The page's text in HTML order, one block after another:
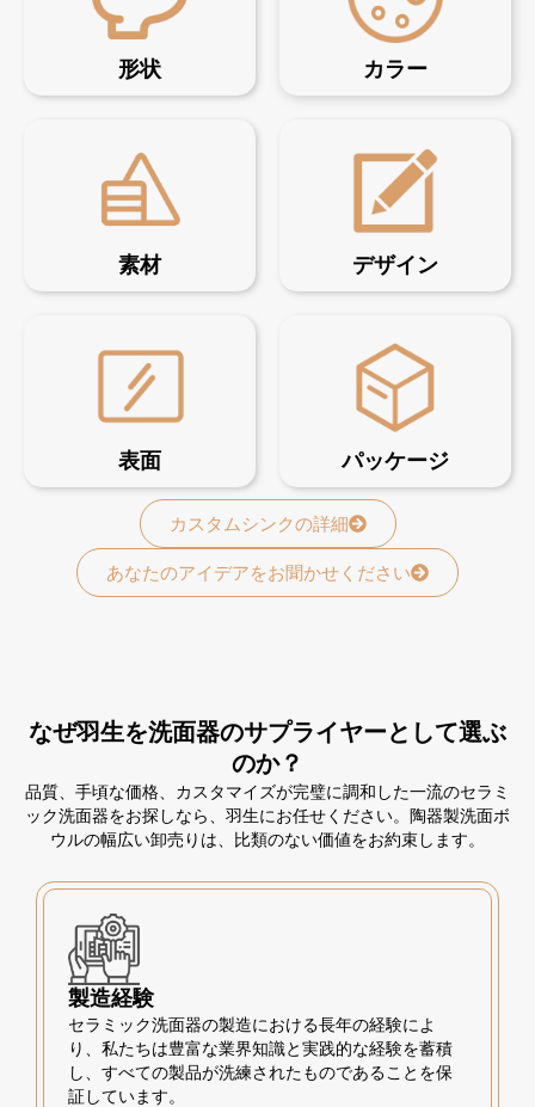
形状 カラー
素材 デザイン
表面 パッケージ
カスタムシンクの詳細
あなたのアイデアをお聞かせください
なぜ羽生を洗面器のサプライヤーとして選ぶ
のか？
品質、手頃な価格、カスタマイズが完璧に調和した一流のセラミ
ック洗面器をお探しなら、羽生にお任せください。陶器製洗面ボ
ウルの幅広い卸売りは、比類のない価値をお約束します。
製造経験
セラミック洗面器の製造における長年の経験によ
り、私たちは豊富な業界知識と実践的な経験を蓄積
し、すべての製品が洗練されたものであることを保
証しています。